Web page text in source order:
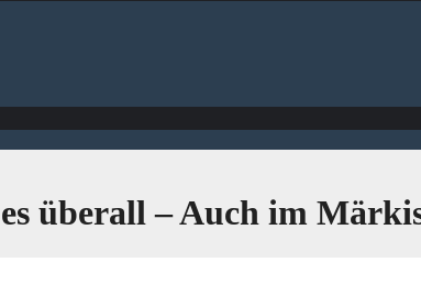
überall – Auch im